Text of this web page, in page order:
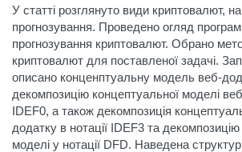
У статті розглянуто види криптовалют,
прогнозування. Проведено огляд
прогнозування криптовалют. Обрано
криптовалют для поставленої задачі.
описано конценптуальну модель веб-
декомпозицію концептуальної моделі
IDEF0, а також декомпозиція
додатку в нотації IDEF3 та
моделі у нотації DFD. Наведена